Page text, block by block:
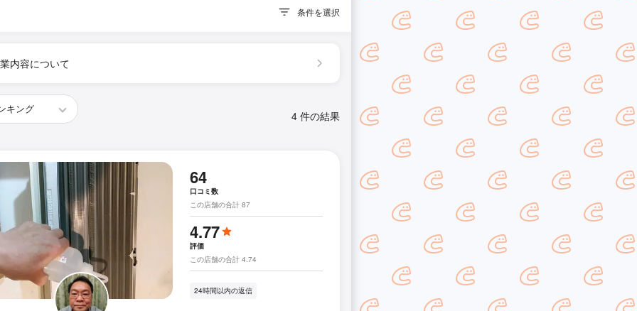
条件を選択
内容について
4 件の結果
64
口コミ数
この店舗の合計 87
4.77
評価
この店舗の合計 4.74
24時間以内の返信